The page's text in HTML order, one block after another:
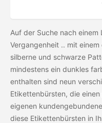
Auf der Suche nach
Vergangenheit .. mit
silberne und schwarze
mindestens ein dunkles
enthalten sind neun
Etikettenbürsten, die
eigenen
diese Etikettenbürsten in